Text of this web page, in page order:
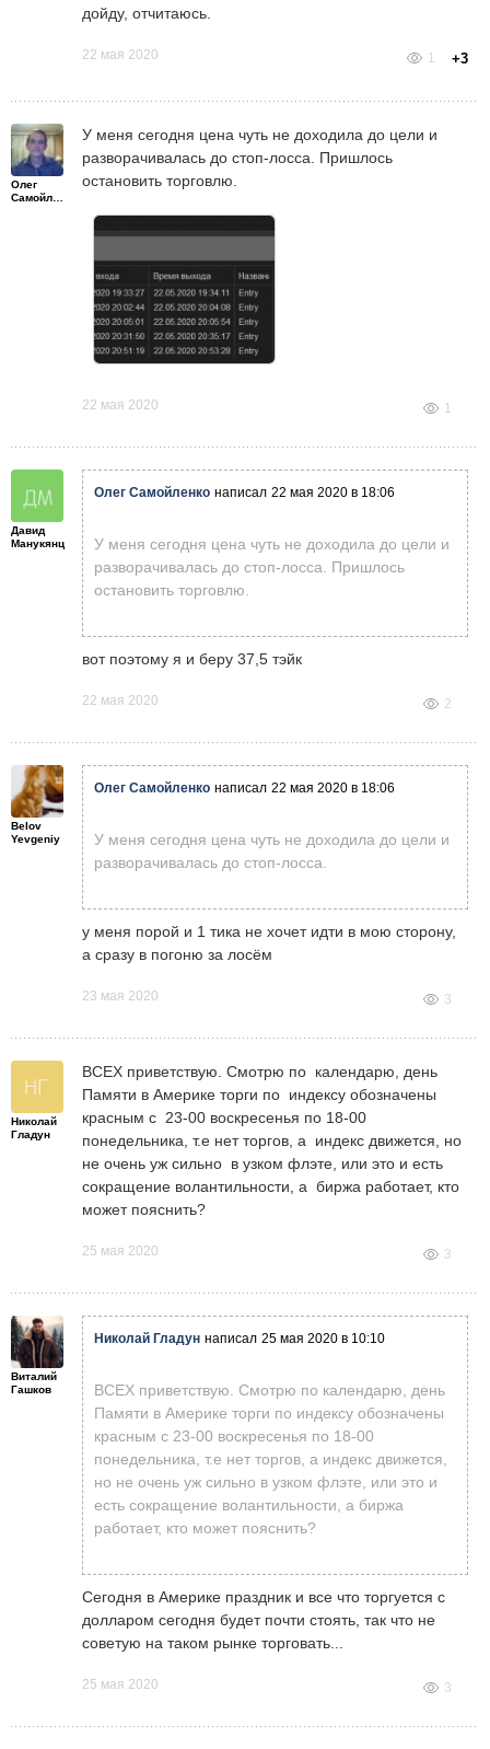
дойду, отчитаюсь.
22 мая 2020 1 +3
Олег
У меня сегодня цена чуть не доходила до цели и
разворачивалась до стоп-лосса. Пришлось
остановить торговлю.
22 мая 2020 1
Давид
Манукянц
Олег Самойленко написал 22 мая 2020 в 18:06
У меня сегодня цена чуть не доходила до цели и
разворачивалась до стоп-лосса. Пришлось
остановить торговлю.
вот поэтому я и беру 37,5 тэйк
22 мая 2020 2
Belov
Yevgeniy
Олег Самойленко написал 22 мая 2020 в 18:06
У меня сегодня цена чуть не доходила до цели и
разворачивалась до стоп-лосса.
у меня порой и 1 тика не хочет идти в мою сторону,
а сразу в погоню за лосём
23 мая 2020 3
Николай
Гладун
ВСЕХ приветствую. Смотрю по календарю, день
Памяти в Америке торги по индексу обозначены
красным с 23-00 воскресенья по 18-00
понедельника, т.е нет торгов, а индекс движется, но
не очень уж сильно в узком флэте, или это и есть
сокращение волантильности, а биржа работает, кто
может пояснить?
25 мая 2020 3
Виталий
Гашков
Николай Гладун написал 25 мая 2020 в 10:10
ВСЕХ приветствую. Смотрю по календарю, день
Памяти в Америке торги по индексу обозначены
красным с 23-00 воскресенья по 18-00
понедельника, т.е нет торгов, а индекс движется,
но не очень уж сильно в узком флэте, или это и
есть сокращение волантильности, а биржа
работает, кто может пояснить?
Сегодня в Америке праздник и все что торгуется с
долларом сегодня будет почти стоять, так что не
советую на таком рынке торговать...
25 мая 2020 3